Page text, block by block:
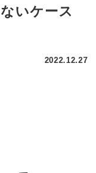
いケース
2022.12.27